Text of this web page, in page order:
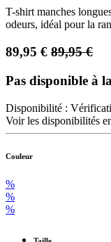
T-shirt manches
odeurs, idéal pour la
89,95 € 89,95€
Pas disponible à
Disponibilité :
Voir les disponibilités
Couleur
%
%
%
Taille